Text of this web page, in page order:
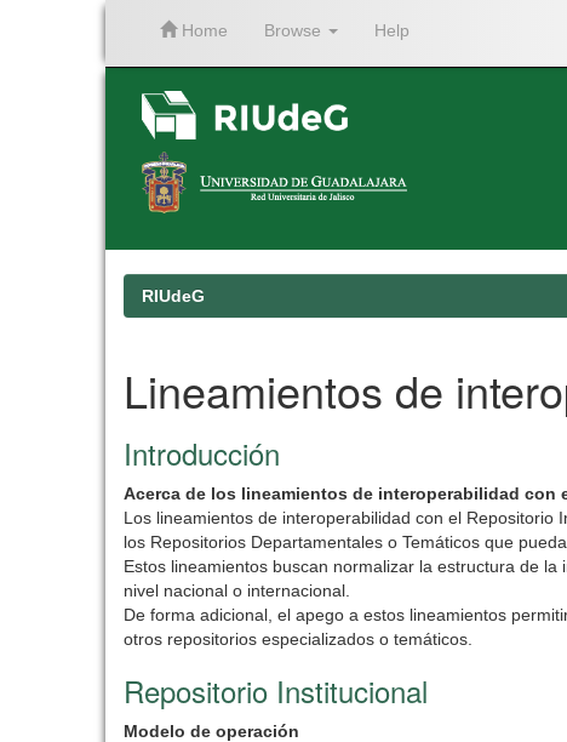
Home Browse Help
RIUdeG
Lineamientos de
Introducción
Acerca de los lineamientos de interoperabilidad con
Los lineamientos de interoperabilidad con el
los Repositorios Departamentales o Temáticos que
Estos lineamientos buscan normalizar la estructura de
nivel nacional o internacional.
De forma adicional, el apego a estos lineamientos
otros repositorios especializados o temáticos.
Repositorio Institucional
Modelo de operación